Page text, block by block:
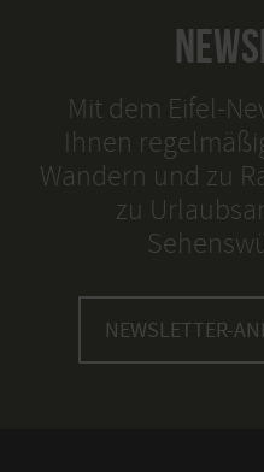
Mit dem Eifel-
Ihnen
Wandern und zu
zu
NEWSLETTER-